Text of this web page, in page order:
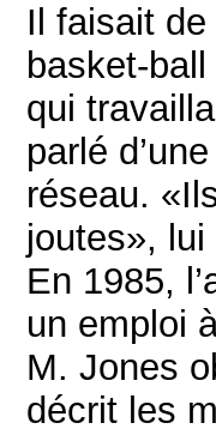
Il faisait
basket-
qui
parlé
réseau.
joutes»,
En 1985,
un emploi
M. Jones
décrit les